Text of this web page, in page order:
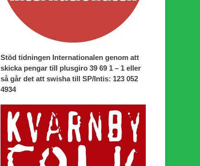
Stöd tidningen Internationalen genom att
skicka pengar till plusgiro 39 69 1 – 1 eller
så går det att swisha till SP/Intis: 123 052
4934